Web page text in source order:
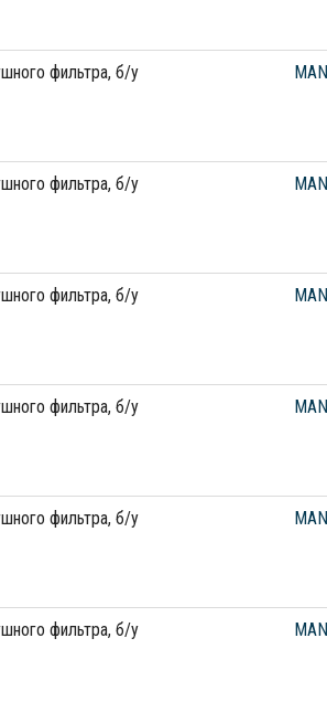
фильтра, б/у MAN
фильтра, б/у MAN
фильтра, б/у MAN
фильтра, б/у MAN
фильтра, б/у MAN
фильтра, б/у MAN